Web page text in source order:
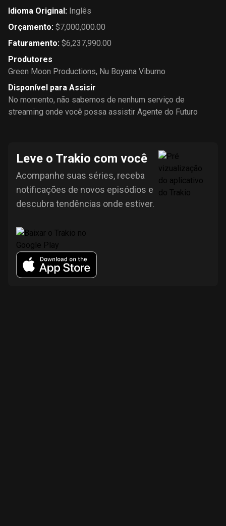
Idioma Original: Inglês
Orçamento: $7,000,000.00
Faturamento: $6,237,990.00
Produtores
Green Moon Productions, Nu Boyana Viburno
Disponível para Assisir
No momento, não sabemos de nenhum serviço de
streaming onde você possa assistir Agente do Futuro
Leve o Trakio com você
Acompanhe suas séries, receba
notificações de novos episódios e
descubra tendências onde estiver.